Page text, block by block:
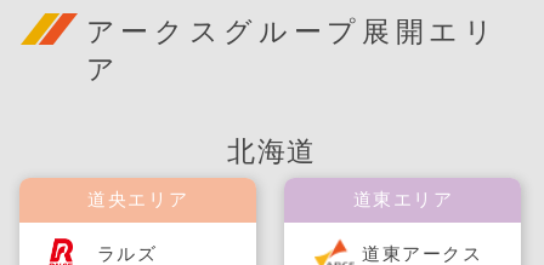
アークスグループ展開エリ
ア
北海道
道央エリア
ラルズ
道東エリア
道東アークス